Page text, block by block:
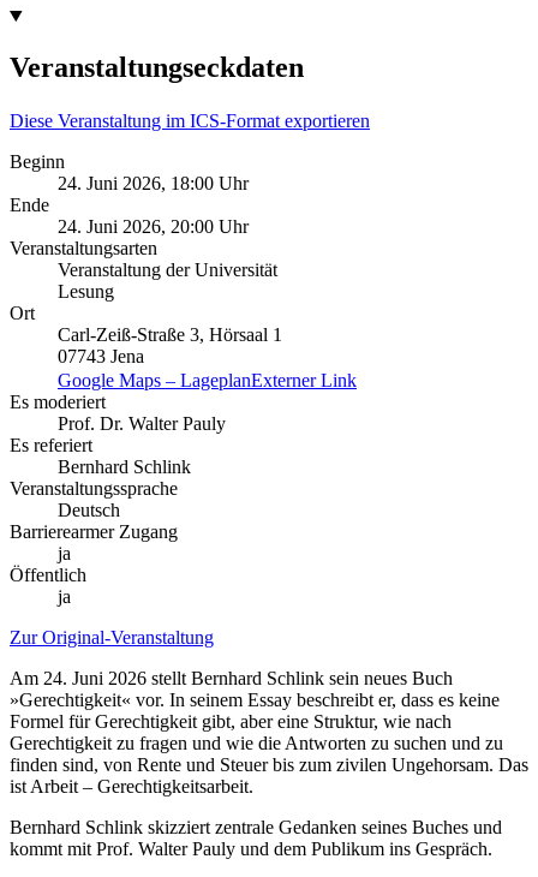
Veranstaltungseckdaten
Diese Veranstaltung im ICS-Format exportieren
Beginn
24. Juni 2026, 18:00 Uhr
Ende
24. Juni 2026, 20:00 Uhr
Veranstaltungsarten
Veranstaltung der Universität
Lesung
Ort
Carl-Zeiß-Straße 3, Hörsaal 1
07743 Jena
Google Maps – LageplanExterner Link
Es moderiert
Prof. Dr. Walter Pauly
Es referiert
Bernhard Schlink
Veranstaltungssprache
Deutsch
Barrierearmer Zugang
ja
Öffentlich
ja
Zur Original-Veranstaltung
Am 24. Juni 2026 stellt Bernhard Schlink sein neues Buch
»Gerechtigkeit« vor. In seinem Essay beschreibt er, dass es keine
Formel für Gerechtigkeit gibt, aber eine Struktur, wie nach
Gerechtigkeit zu fragen und wie die Antworten zu suchen und zu
finden sind, von Rente und Steuer bis zum zivilen Ungehorsam. Das
ist Arbeit – Gerechtigkeitsarbeit.
Bernhard Schlink skizziert zentrale Gedanken seines Buches und
kommt mit Prof. Walter Pauly und dem Publikum ins Gespräch.